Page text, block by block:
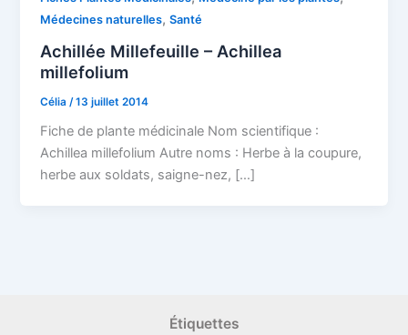
Médecines naturelles,Santé
Achillée Millefeuille – Achillea
millefolium
Célia /13 juillet 2014
Fiche de plante médicinale Nom scientifique :
Achillea millefolium Autre noms : Herbe à la coupure,
herbe aux soldats, saigne-nez, […]
Étiquettes